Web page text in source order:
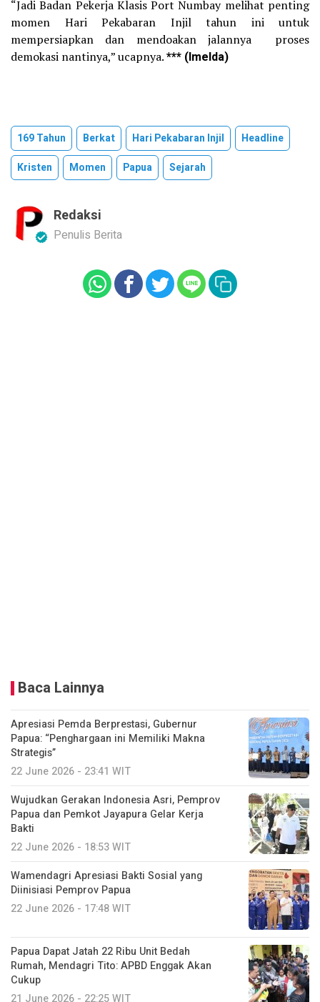
“Jadi Badan Pekerja Klasis Port Numbay melihat penting
momen Hari Pekabaran Injil tahun ini untuk
mempersiapkan dan mendoakan jalannya proses
demokasi nantinya,” ucapnya.*** (Imelda)
169 Tahun Berkat Hari Pekabaran Injil
Headline
Kristen
Momen Papua Sejarah
Redaksi
Penulis Berita
Baca Lainnya
Apresiasi Pemda Berprestasi, Gubernur
Papua: “Penghargaan ini Memiliki Makna
Strategis”
22 June 2026 - 23:41 WIT
Wujudkan Gerakan Indonesia Asri, Pemprov
Papua dan Pemkot Jayapura Gelar Kerja
Bakti
22 June 2026 - 18:53 WIT
Wamendagri Apresiasi Bakti Sosial yang
Diinisiasi Pemprov Papua
22 June 2026 - 17:48 WIT
Papua Dapat Jatah 22 Ribu Unit Bedah
Rumah, Mendagri Tito: APBD Enggak Akan
Cukup
21 June 2026 - 22:25 WIT